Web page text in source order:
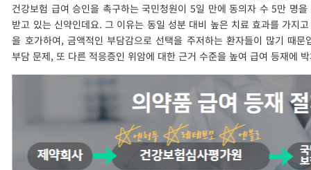
건강보험 급여 승인을 촉구하는 국민청원이 5일 만에 동의자 수 5만 명
받고 있는 신약인데요. 그 이유는 동일 성분 대비 높은 치료 효과를 가지
을 호가하여, 금액적인 부담감으로 선택을 주저하는 환자들이 많기 때
부담 문제, 또 다른 적응증인 위암에 대한 근거 수준을 높여 급여 등재에